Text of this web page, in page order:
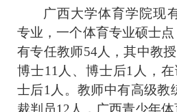
广西大学体育学院现
专业，一个体育专业硕士点
有专任教师54人，其中教
博士11人、博士后1人，
士后1人。教师中有高级教
裁判员12人，广西青少年体